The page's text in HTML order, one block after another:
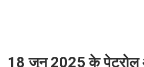
18 जून 2025 के